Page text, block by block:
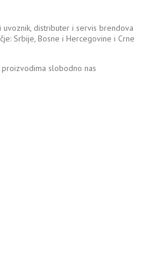
distributer i servis brendova
Srbije, Bosne i Hercegovine i Crne
slobodno nas